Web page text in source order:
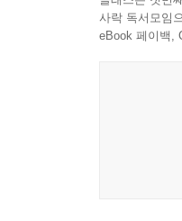
사락 독서모임
eBook 페이백,